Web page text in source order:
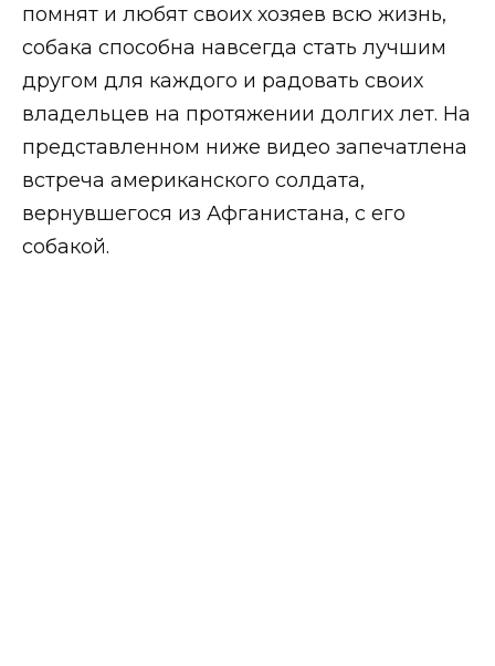
помнят и любят своих хозяев всю жизнь,
собака способна навсегда стать лучшим
другом для каждого и радовать своих
владельцев на протяжении долгих лет. На
представленном ниже видео запечатлена
встреча американского солдата,
вернувшегося из Афганистана, с его
собакой.